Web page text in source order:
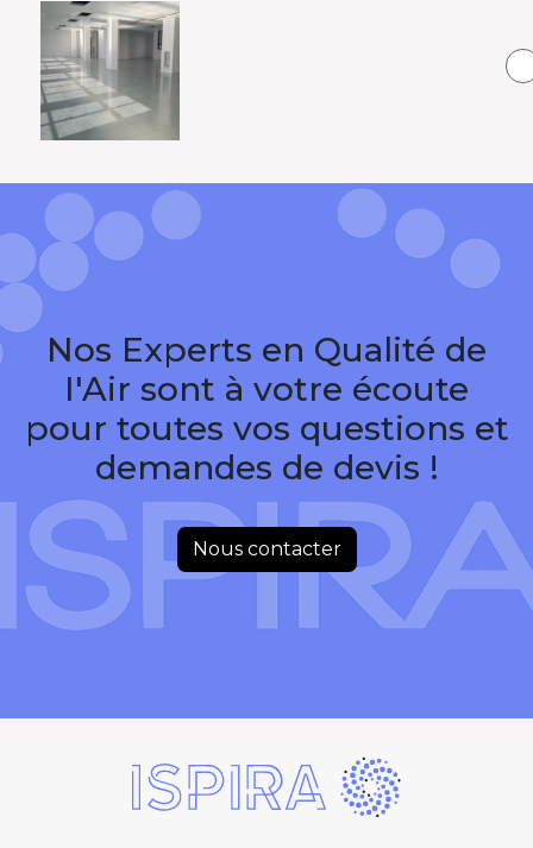
Nos Experts en Qualité de
I'Air sont à votre écoute
pour toutes vos questions et
demandes de devis !
Nous contacter